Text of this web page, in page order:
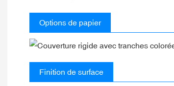
Options de papier
Finition de surface